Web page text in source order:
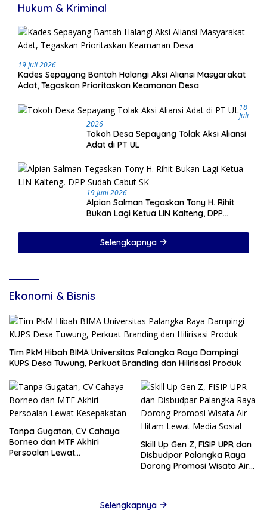
Hukum & Kriminal
19 Juli 2026
Kades Sepayang Bantah Halangi Aksi Aliansi Masyarakat
Adat, Tegaskan Prioritaskan Keamanan Desa
18
Juli
2026
Tokoh Desa Sepayang Tolak Aksi Aliansi
Adat di PT UL
19 Juni 2026
Alpian Salman Tegaskan Tony H. Rihit
Bukan Lagi Ketua LIN Kalteng, DPP
Selengkapnya
Ekonomi & Bisnis
Tim PkM Hibah BIMA Universitas Palangka Raya Dampingi
KUPS Desa Tuwung, Perkuat Branding dan Hilirisasi Produk
Tanpa Gugatan, CV Cahaya
Borneo dan MTF Akhiri
Persoalan Lewat
Skill Up Gen Z, FISIP UPR dan
Disbudpar Palangka Raya
Dorong Promosi Wisata Air
Selengkapnya